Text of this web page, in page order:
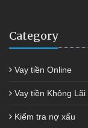
Category
Vay tiền Online
Vay tiền Không Lãi
Kiểm tra nợ xấu